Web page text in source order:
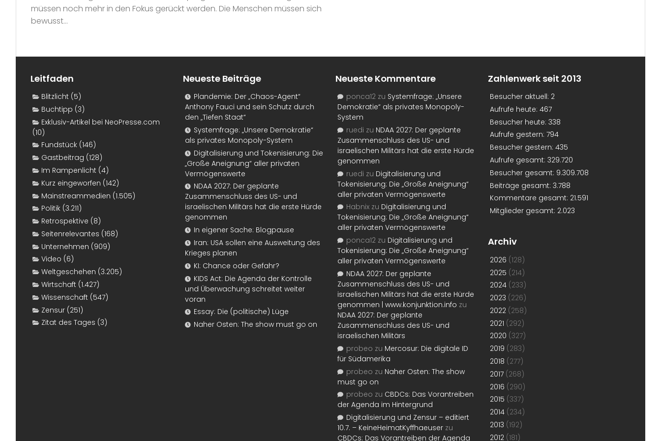
müssen noch mehr in den Fokus gerückt werden. Die Menschen müssen sich
bewusst...
Leitfaden
Blitzlicht (5)
Buchtipp (3)
Exklusiv-Artikel bei NeoPresse.com
(10)
Fundstück (146)
Gastbeitrag (128)
Im Rampenlicht (4)
Kurz eingeworfen (142)
Mainstreammedien (1.505)
Politik (3.211)
Retrospektive (8)
Seitenrelevantes (168)
Unternehmen (909)
Video (6)
Weltgeschehen (3.205)
Wirtschaft (1.427)
Wissenschaft (547)
Zensur (251)
Zitat des Tages (3)
Neueste Beiträge
Plandemie: Der „Chaos-Agent“
Anthony Fauci und sein Schutz durch
den „Tiefen Staat“
Systemfrage: „Unsere Demokratie“
als privates Monopoly-System
Digitalisierung und Tokenisierung: Die
„Große Aneignung“ aller privaten
Vermögenswerte
NDAA 2027: Der geplante
Zusammenschluss des US- und
israelischen Militärs hat die erste Hürde
genommen
In eigener Sache: Blogpause
Iran: USA sollen eine Ausweitung des
Krieges planen
KI: Chance oder Gefahr?
KIDS Act: Die Agenda der Kontrolle
und Überwachung schreitet weiter
voran
Essay: Die (politische) Lüge
Naher Osten: The show must go on
Neueste Kommentare
ponca12 zu Systemfrage: „Unsere
Demokratie“ als privates Monopoly-
System
ruedi zu NDAA 2027: Der geplante
Zusammenschluss des US- und
israelischen Militärs hat die erste Hürde
genommen
ruedi zu Digitalisierung und
Tokenisierung: Die „Große Aneignung“
aller privaten Vermögenswerte
Habnix zu Digitalisierung und
Tokenisierung: Die „Große Aneignung“
aller privaten Vermögenswerte
ponca12 zu Digitalisierung und
Tokenisierung: Die „Große Aneignung“
aller privaten Vermögenswerte
NDAA 2027: Der geplante
Zusammenschluss des US- und
israelischen Militärs hat die erste Hürde
genommen | www.konjunktion.info zu
NDAA 2027: Der geplante
Zusammenschluss des US- und
israelischen Militärs
probeo zu Mercosur: Die digitale ID
für Südamerika
probeo zu Naher Osten: The show
must go on
probeo zu CBDCs: Das Vorantreiben
der Agenda im Hintergrund
Digitalisierung und Zensur – editiert
10.7. – KeineHeimatKyffhaeuser zu
CBDCs: Das Vorantreiben der Agenda
Zahlenwerk seit 2013
Besucher aktuell: 2
Aufrufe heute: 467
Besucher heute: 338
Aufrufe gestern: 794
Besucher gestern: 435
Aufrufe gesamt: 329.720
Besucher gesamt: 9.309.708
Beiträge gesamt: 3.788
Kommentare gesamt: 21.591
Mitglieder gesamt: 2.023
Archiv
2026 (128)
2025 (214)
2024 (233)
2023 (226)
2022 (258)
2021 (292)
2020 (327)
2019 (283)
2018 (277)
2017 (268)
2016 (290)
2015 (337)
2014 (234)
2013 (192)
2012 (181)